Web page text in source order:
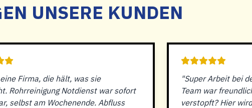
UNSERE KUNDEN
Firma, die hält, was sie
Rohrreinigung Notdienst war sofort
selbst am Wochenende. Abfluss
"Super Arbeit bei
Team war
verstopft? Hier